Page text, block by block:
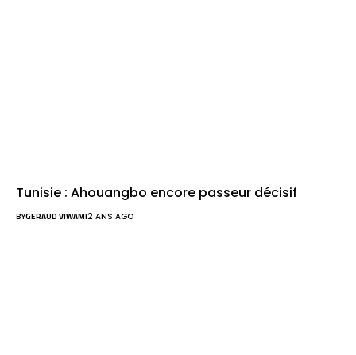
Tunisie : Ahouangbo encore passeur décisif
BYGERAUD VIWAMI2 ANS AGO